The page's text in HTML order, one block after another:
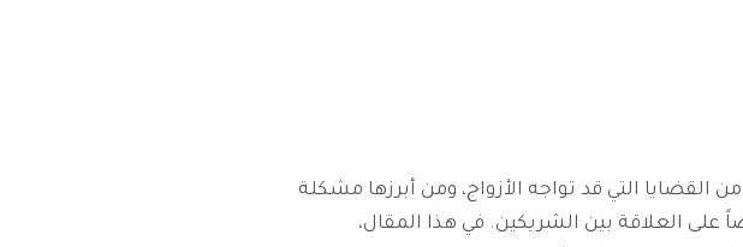
القضايا التي قد تواجه الأزواج، ومن أبرزها مشكلة
على العلاقة بين الشريكين. في هذا المقال،